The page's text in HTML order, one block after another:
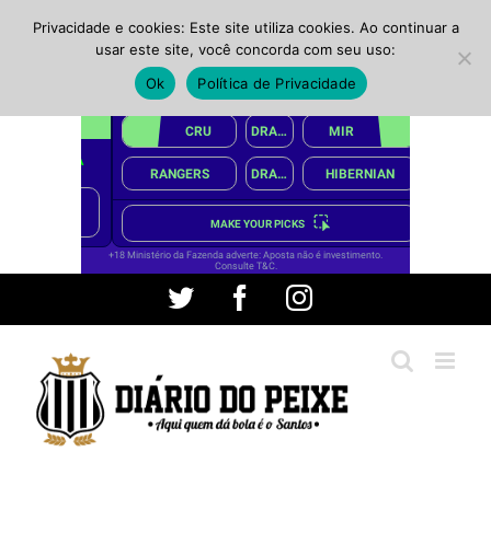
conteúdo
Twitter FacebookInstagram
Privacidade e cookies: Este site utiliza cookies. Ao continuar a
usar este site, você concorda com seu uso:
Ok
Política de Privacidade